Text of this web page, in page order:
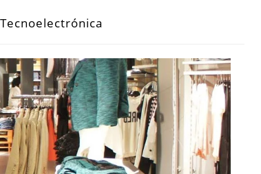
Tecnoelectrónica